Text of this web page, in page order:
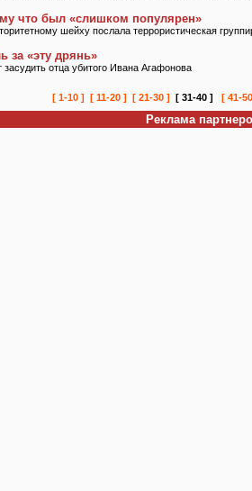
что был «слишком популярен»
шейху послала террористическая
за «эту дрянь»
отца убитого Ивана Агафонова
[ 1-10 ] [ 11-20 ] [ 21-30 ] [ 31-40 ] [ 41-
Реклама